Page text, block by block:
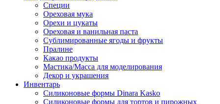
Специи
Ореховая мука
Орехи и цукаты
Ореховая и ванильная паста
Сублимированные ягоды и фрукты
Пралине
Какао продукты
Мастика/Масса для моделирования
Декор и украшения
Инвентарь
Силиконовые формы Dinara Kasko
Силиконовые формы для тортов и пирожных